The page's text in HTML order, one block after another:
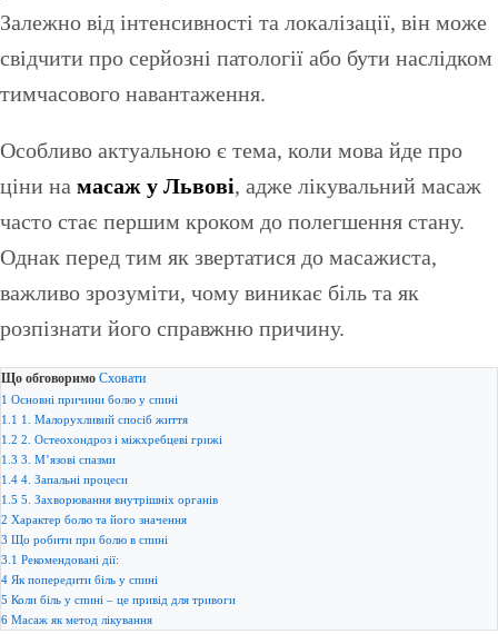
Залежно від інтенсивності та локалізації, він може
свідчити про серйозні патології або бути наслідком
тимчасового навантаження.
Особливо актуальною є тема, коли мова йде про
ціни на масаж у Львові, адже лікувальний масаж
часто стає першим кроком до полегшення стану.
Однак перед тим як звертатися до масажиста,
важливо зрозуміти, чому виникає біль та як
розпізнати його справжню причину.
Що обговоримо Сховати
1 Основні причини болю у спині
1.1 1. Малорухливий спосіб життя
1.2 2. Остеохондроз і міжхребцеві грижі
1.3 3. М’язові спазми
1.4 4. Запальні процеси
1.5 5. Захворювання внутрішніх органів
2 Характер болю та його значення
3 Що робити при болю в спині
3.1 Рекомендовані дії:
4 Як попередити біль у спині
5 Коли біль у спині – це привід для тривоги
6 Масаж як метод лікування